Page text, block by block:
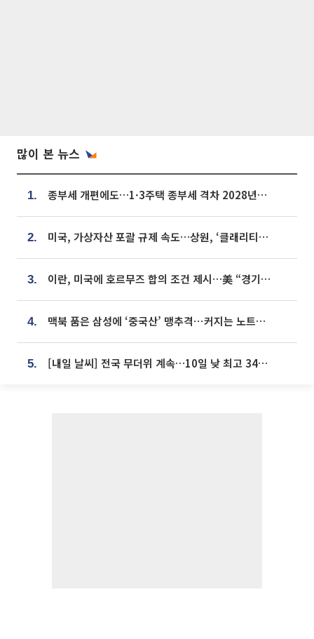
많이 본 뉴스
1. 종부세 개편에도…1·3주택 종부세 격차 2028년부터 확대
2. 미국, 가상자산 포괄 규제 속도…상원, ‘클래리티법’ 9월 절차투표 추진
3. 이란, 미국에 호르무즈 합의 조건 제시…美 “경기 아직 안 끝나” [종합]
4. 맥북 품은 삼성에 ‘중국산’ 맹추격⋯커지는 노트북 OLED 시장
5. [내일 날씨] 전국 무더위 계속…10일 낮 최고 34도 육박